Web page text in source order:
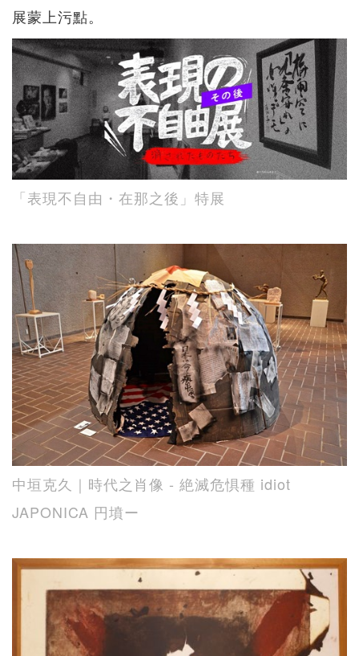
展蒙上污點。
「表現不自由・在那之後」特展
中垣克久｜時代之肖像 - 絶滅危惧種 idiot
JAPONICA 円墳ー